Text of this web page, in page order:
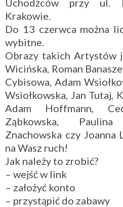
Krakowie.
Do 13 czerwca można
wybitne.
Obrazy takich Artystów
Wicińska, Roman
Cybisowa, Adam
Wsiołkowska, Jan Tutaj,
Adam Hoffmann,
Ząbkowska,
Znachowska czy Joanna
na Wasz ruch!
Jak należy to zrobić?
– wejść w link
– założyć konto
– przystąpić do zabawy